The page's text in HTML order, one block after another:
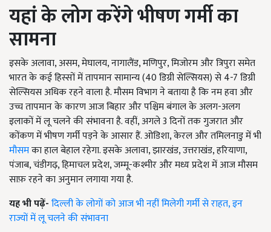
यहां के लोग करेंगे भीषण गर्मी का
सामना
इसके अलावा, असम, मेघालय, नागालैंड, मणिपुर, मिजोरम और त्रिपुरा समेत
भारत के कई हिस्सों में तापमान सामान्य (40 डिग्री सेल्सियस) से 4-7 डिग्री
सेल्सियस अधिक रहने वाला है. मौसम विभाग ने बताया है कि नम हवा और
उच्च तापमान के कारणआज बिहार और पश्चिम बंगाल के अलग-अलग
इलाकों में लू चलने की संभावना है. वहीं, अगले 3 दिनों तक गुजरात और
कोंकण में भीषण गर्मी पड़ने के आसार हैं. ओडिशा, केरल और तमिलनाडु में भी
मौसमका हाल बेहाल रहेगा. इसके अलावा, झारखंड, उत्तराखंड, हरियाणा,
पंजाब, चंडीगढ़, हिमाचल प्रदेश, जम्मू-कश्मीर और मध्य प्रदेश में आज मौसम
साफ़ रहने का अनुमान लगाया गया है.
यह भी पढ़ें-दिल्ली के लोगों को आज भी नहीं मिलेगी गर्मी से राहत, इन
राज्यों में लू चलने की संभावना